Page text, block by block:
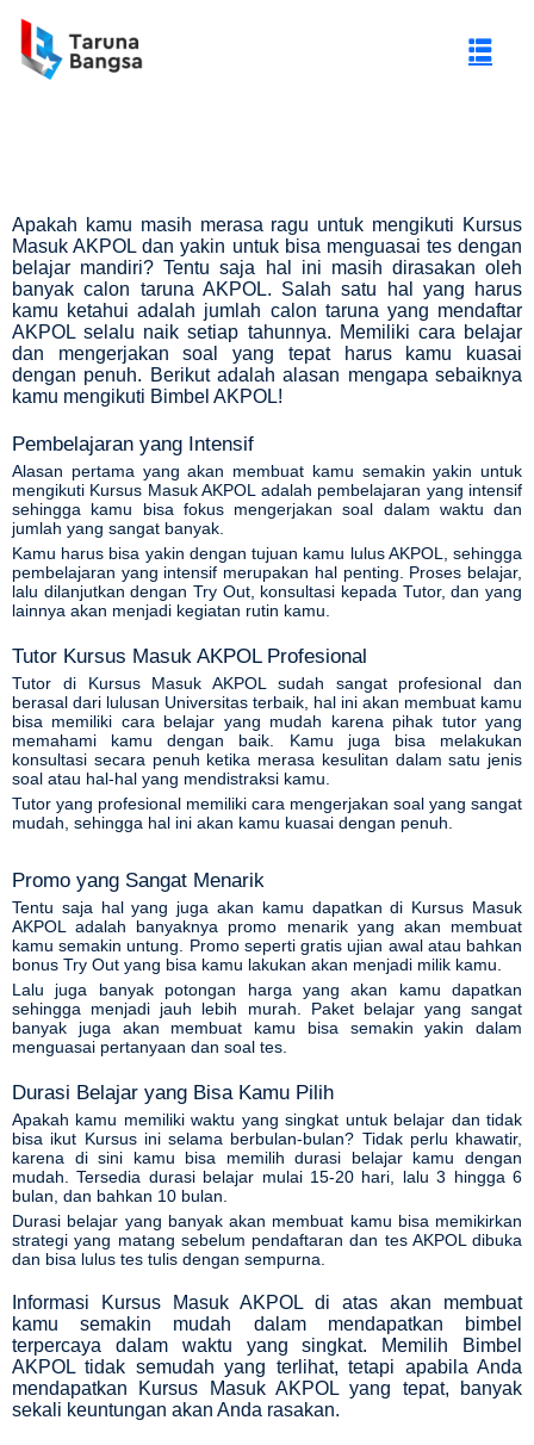
Negeri (PTN)
Apakah kamu masih merasa ragu untuk mengikuti Kursus
Masuk AKPOL dan yakin untuk bisa menguasai tes dengan
belajar mandiri? Tentu saja hal ini masih dirasakan oleh
banyak calon taruna AKPOL. Salah satu hal yang harus
kamu ketahui adalah jumlah calon taruna yang mendaftar
AKPOL selalu naik setiap tahunnya. Memiliki cara belajar
dan mengerjakan soal yang tepat harus kamu kuasai
dengan penuh. Berikut adalah alasan mengapa sebaiknya
kamu mengikuti Bimbel AKPOL!
Pembelajaran yang Intensif
Alasan pertama yang akan membuat kamu semakin yakin untuk
mengikuti Kursus Masuk AKPOL adalah pembelajaran yang intensif
sehingga kamu bisa fokus mengerjakan soal dalam waktu dan
jumlah yang sangat banyak.
Kamu harus bisa yakin dengan tujuan kamu lulus AKPOL, sehingga
pembelajaran yang intensif merupakan hal penting. Proses belajar,
lalu dilanjutkan dengan Try Out, konsultasi kepada Tutor, dan yang
lainnya akan menjadi kegiatan rutin kamu.
Tutor Kursus Masuk AKPOL Profesional
Tutor di Kursus Masuk AKPOL sudah sangat profesional dan
berasal dari lulusan Universitas terbaik, hal ini akan membuat kamu
bisa memiliki cara belajar yang mudah karena pihak tutor yang
memahami kamu dengan baik. Kamu juga bisa melakukan
konsultasi secara penuh ketika merasa kesulitan dalam satu jenis
soal atau hal-hal yang mendistraksi kamu.
Tutor yang profesional memiliki cara mengerjakan soal yang sangat
mudah, sehingga hal ini akan kamu kuasai dengan penuh.
Promo yang Sangat Menarik
Tentu saja hal yang juga akan kamu dapatkan di Kursus Masuk
AKPOL adalah banyaknya promo menarik yang akan membuat
kamu semakin untung. Promo seperti gratis ujian awal atau bahkan
bonus Try Out yang bisa kamu lakukan akan menjadi milik kamu.
Lalu juga banyak potongan harga yang akan kamu dapatkan
sehingga menjadi jauh lebih murah. Paket belajar yang sangat
banyak juga akan membuat kamu bisa semakin yakin dalam
menguasai pertanyaan dan soal tes.
Durasi Belajar yang Bisa Kamu Pilih
Apakah kamu memiliki waktu yang singkat untuk belajar dan tidak
bisa ikut Kursus ini selama berbulan-bulan? Tidak perlu khawatir,
karena di sini kamu bisa memilih durasi belajar kamu dengan
mudah. Tersedia durasi belajar mulai 15-20 hari, lalu 3 hingga 6
bulan, dan bahkan 10 bulan.
Durasi belajar yang banyak akan membuat kamu bisa memikirkan
strategi yang matang sebelum pendaftaran dan tes AKPOL dibuka
dan bisa lulus tes tulis dengan sempurna.
Informasi Kursus Masuk AKPOL di atas akan membuat
kamu semakin mudah dalam mendapatkan bimbel
terpercaya dalam waktu yang singkat. Memilih Bimbel
AKPOL tidak semudah yang terlihat, tetapi apabila Anda
mendapatkan Kursus Masuk AKPOL yang tepat, banyak
sekali keuntungan akan Anda rasakan.